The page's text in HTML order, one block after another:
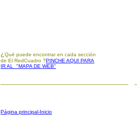
¿ Qué puede encontrar en cada sección
de El RedCuadro ?PINCHE AQUI PARA
IR AL "MAPA DE WEB"
Página principal-Inicio